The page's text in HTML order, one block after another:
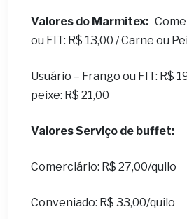
Valores do Marmitex:
ou FIT: R$ 13,00 / Carne ou
Usuário – Frango ou FIT: R$
peixe: R$ 21,00
Valores Serviço de buffet:
Comerciário: R$ 27,00/quilo
Conveniado: R$ 33,00/quilo